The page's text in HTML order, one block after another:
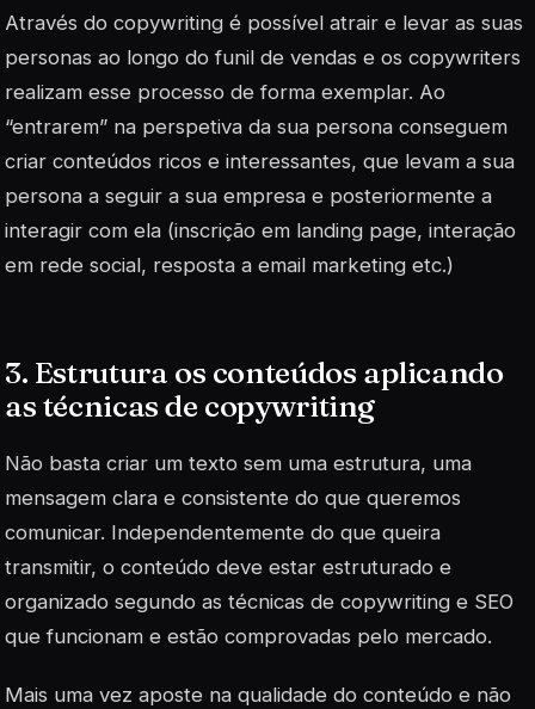
Através do copywriting é possível atrair e levar as suas
personas ao longo do funil de vendas e os copywriters
realizam esse processo de forma exemplar. Ao
“entrarem” na perspetiva da sua persona conseguem
criar conteúdos ricos e interessantes, que levam a sua
persona a seguir a sua empresa e posteriormente a
interagir com ela (inscrição em landing page, interação
em rede social, resposta a email marketing etc.)
3. Estrutura os conteúdos aplicando
as técnicas de copywriting
Não basta criar um texto sem uma estrutura, uma
mensagem clara e consistente do que queremos
comunicar. Independentemente do que queira
transmitir, o conteúdo deve estar estruturado e
organizado segundo as técnicas de copywriting e SEO
que funcionam e estão comprovadas pelo mercado.
Mais uma vez aposte na qualidade do conteúdo e não